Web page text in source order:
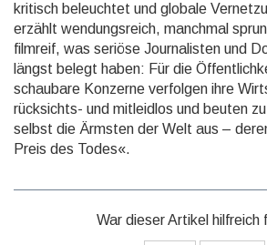
kritisch beleuchtet und globale
erzählt wendungs­reich, manchmal
filmreif, was seriöse Journa­listen und
längst belegt haben: Für die
schau­bare Konzerne verfolgen ihre
rücksichts- und mitleid­los und beuten
selbst die Ärmsten der Welt aus –
Preis des Todes«.
War dieser Artikel hilfreich